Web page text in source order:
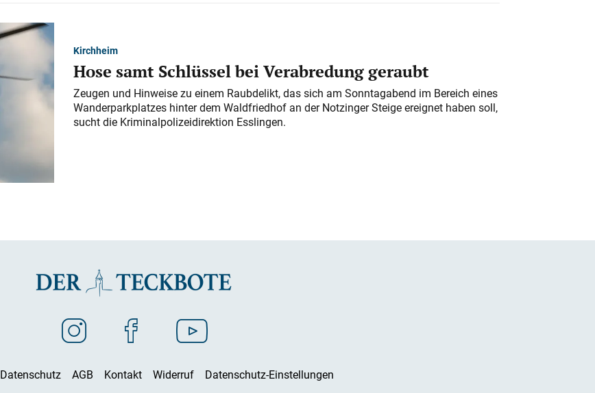
Kirchheim
Hose samt Schlüssel bei Verabredung geraubt
Zeugen und Hinweise zu einem Raubdelikt, das sich am Sonntagabend im Bereich eines
Wanderparkplatzes hinter dem Waldfriedhof an der Notzinger Steige ereignet haben soll,
sucht die Kriminalpolizeidirektion Esslingen.
Datenschutz AGB Kontakt Widerruf Datenschutz-Einstellungen